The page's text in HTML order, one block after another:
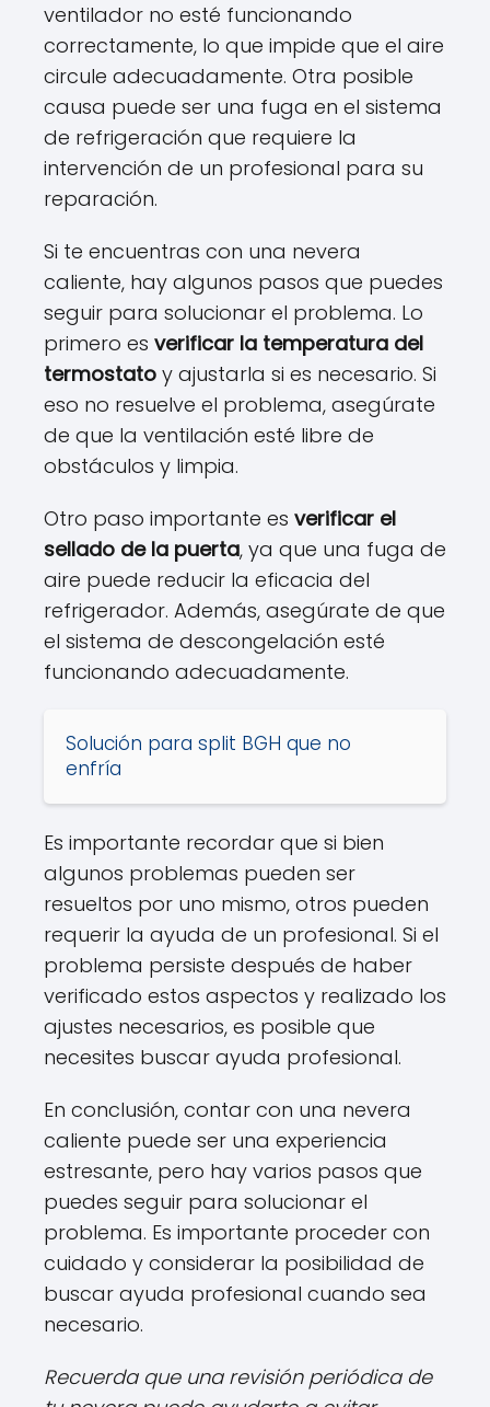
ventilador no esté funcionando
correctamente, lo que impide que el aire
circule adecuadamente. Otra posible
causa puede ser una fuga en el sistema
de refrigeración que requiere la
intervención de un profesional para su
reparación.
Si te encuentras con una nevera
caliente, hay algunos pasos que puedes
seguir para solucionar el problema. Lo
primero es verificar la temperatura del
termostato y ajustarla si es necesario. Si
eso no resuelve el problema, asegúrate
de que la ventilación esté libre de
obstáculos y limpia.
Otro paso importante es verificar el
sellado de la puerta, ya que una fuga de
aire puede reducir la eficacia del
refrigerador. Además, asegúrate de que
el sistema de descongelación esté
funcionando adecuadamente.
Solución para split BGH que no
enfría
Es importante recordar que si bien
algunos problemas pueden ser
resueltos por uno mismo, otros pueden
requerir la ayuda de un profesional. Si el
problema persiste después de haber
verificado estos aspectos y realizado los
ajustes necesarios, es posible que
necesites buscar ayuda profesional.
En conclusión, contar con una nevera
caliente puede ser una experiencia
estresante, pero hay varios pasos que
puedes seguir para solucionar el
problema. Es importante proceder con
cuidado y considerar la posibilidad de
buscar ayuda profesional cuando sea
necesario.
Recuerda que una revisión periódica de